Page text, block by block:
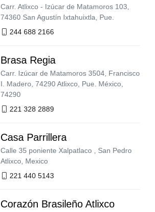
Carr. Atlixco - Izúcar de Matamoros 103,
74360 San Agustín Ixtahuixtla, Pue.
244 688 2166
Brasa Regia
Carr. Izúcar de Matamoros 3504, Francisco
I. Madero, 74290 Atlixco, Pue. México,
74290
221 328 2889
Casa Parrillera
Calle 35 poniente Xalpatlaco , San Pedro
Atlixco, Mexico
221 440 5143
Corazón Brasileño Atlixco